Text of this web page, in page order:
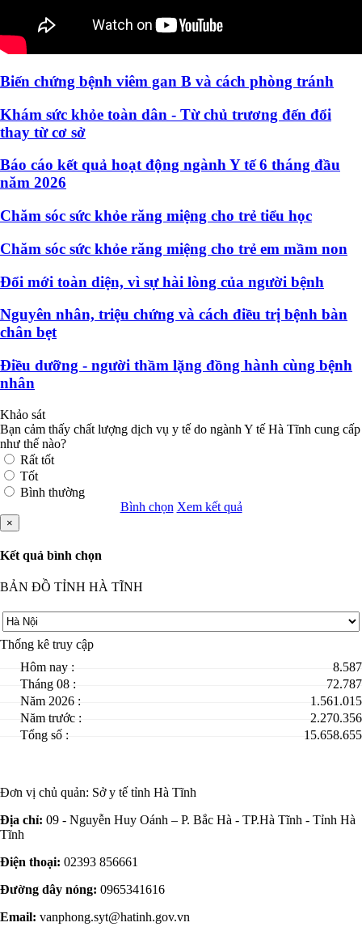
Biến chứng bệnh viêm gan B và cách phòng tránh
Khám sức khỏe toàn dân - Từ chủ trương đến đổi
thay từ cơ sở
Báo cáo kết quả hoạt động ngành Y tế 6 tháng đầu
năm 2026
Chăm sóc sức khỏe răng miệng cho trẻ tiểu học
Chăm sóc sức khỏe răng miệng cho trẻ em mầm non
Đổi mới toàn diện, vì sự hài lòng của người bệnh
Nguyên nhân, triệu chứng và cách điều trị bệnh bàn
chân bẹt
Điều dưỡng - người thầm lặng đồng hành cùng bệnh
nhân
Khảo sát
Bạn cảm thấy chất lượng dịch vụ y tế do ngành Y tế Hà Tĩnh cung cấp
như thế nào?
Rất tốt
Tốt
Bình thường
Bình chọn Xem kết quả
×
Kết quả bình chọn
BẢN ĐỒ TỈNH HÀ TĨNH
Thống kê truy cập
Hôm nay :
8.587
Tháng 08 :
72.787
Năm 2026 :
1.561.015
Năm trước :
2.270.356
Tổng số :
15.658.655
Đơn vị chủ quản: Sở y tế tỉnh Hà Tĩnh
Địa chỉ: 09 - Nguyễn Huy Oánh – P. Bắc Hà - TP.Hà Tĩnh - Tỉnh Hà
Tĩnh
Điện thoại: 02393 856661
Đường dây nóng: 0965341616
Email: vanphong.syt@hatinh.gov.vn